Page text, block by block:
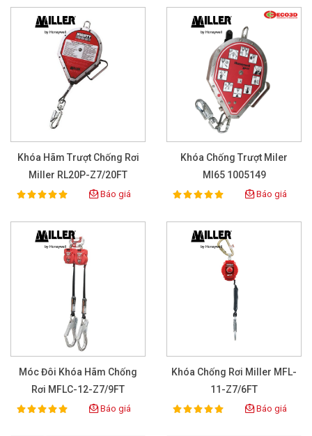
Khóa Hãm Trượt Chống Rơi
Miller RL20P-Z7/20FT
Rating:
100% Báo giá
Khóa Chống Trượt Miler
MI65 1005149
Rating:
100% Báo giá
Móc Đôi Khóa Hãm Chống
Rơi MFLC-12-Z7/9FT
Rating:
100% Báo giá
Khóa Chống Rơi Miller MFL-
11-Z7/6FT
Rating:
100% Báo giá